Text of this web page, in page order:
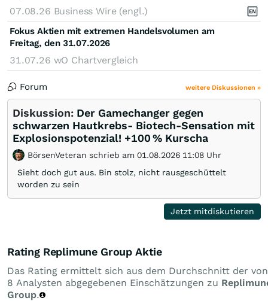
07.08.26 Business Wire (engl.)
Fokus Aktien mit extremen Handelsvolumen am
Freitag, den 31.07.2026
31.07.26 wO Chartvergleich
Forum weitere Diskussionen »
Diskussion: Der Gamechanger gegen
schwarzen Hautkrebs- Biotech-Sensation mit
Explosionspotenzial! +100 % Kurscha
BörsenVeteran schrieb am 01.08.2026 11:08 Uhr
Sieht doch gut aus. Bin stolz, nicht rausgeschüttelt
worden zu sein
Jetzt mitdiskutieren
Rating Replimune Group Aktie
Das Rating ermittelt sich aus dem Durchschnitt der von
8 Analysten abgegebenen Einschätzungen zu
Group.